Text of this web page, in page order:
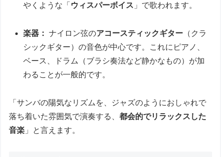
やくような「 ウィスパーボイス 」で歌われます。
楽器： ナイロン弦のアコースティックギター （クラ
シックギター）の音色が中心です。これにピアノ、
ベース、ドラム（ブラシ奏法など静かなもの）が加
わることが一般的です。
「サンバの陽気なリズムを、ジャズのようにおしゃれで
落ち着いた雰囲気で演奏する、都会的でリラックスした
音楽 」と言えます。